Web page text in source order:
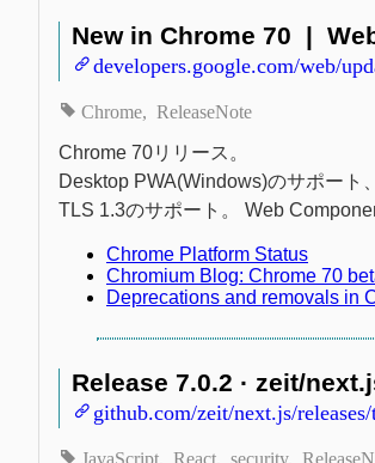
New in Chrome 70 |
developers.google.com/web/
Chrome ReleaseNote
Chrome 70リリース。
Desktop PWA(Windows)のサポート
TLS 1.3のサポート。 Web
Chrome Platform Status
Chromium Blog: Chrome 70
Deprecations and removals
Release 7.0.2 · zeit/
github.com/zeit/next.js/
JavaScript React security